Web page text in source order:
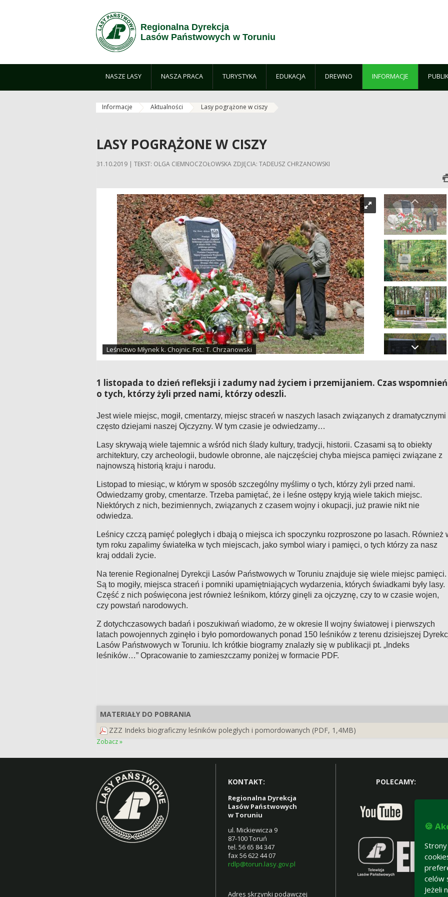
Regionalna Dyrekcja
Lasów Państwowych w Toruniu
NASZE LASY NASZA PRACA TURYSTYKA EDUKACJA DREWNO INFORMACJE
Informacje Aktualności Lasy pogrążone w ciszy
LASY POGRĄŻONE W CISZY
31.10.2019 | TEKST: OLGA CIEMNOCZOŁOWSKA ZDJĘCIA: TADEUSZ CHRZANOWSKI
Leśnictwo Młynek k. Chojnic. Fot.: T. Chrzanowski
1 listopada to dzień refleksji i zadumy nad życiem i przemijaniem. Czas wspomnień
o tych, którzy żyli przed nami, którzy odeszli.
Jest wiele miejsc, mogił, cmentarzy, miejsc straceń w naszych lasach związanych z dramatycznymi
często dziejami naszej Ojczyzny. W tym czasie je odwiedzamy…
Lasy skrywają wiele tajemnic a wśród nich ślady kultury, tradycji, historii. Czasami są to obiekty
architektury, czy archeologii, budowle obronne, ale najczęściej chyba miejsca pamięci związane z
najnowszą historią kraju i narodu.
Listopad to miesiąc, w którym w sposób szczególny myślimy o tych, którzy żyli przed nami.
Odwiedzamy groby, cmentarze. Trzeba pamiętać, że i l eśne ostępy kryją wiele takich miejsc.
Niektórych z nich, bezimiennych, związanych z czasem wojny i okupacji, już prawie nikt nie
odwiedza.
Leśnicy czczą pamięć poległych i dbają o miejsca ich spoczynku rozproszone po lasach. Również
tym roku zapalimy światełka w tych miejscach, jako symbol wiary i pamięci, o tych którzy za nasz
kraj oddali życie.
Na terenie Regionalnej Dyrekcji Lasów Państwowych w Toruniu znajduje się wiele miejsc pamięci.
Są to mogiły, miejsca straceń i pomniki upamiętniających wydarzenia, których świadkami były lasy.
Część z nich poświęcona jest również leśnikom, którzy ginęli za ojczyznę, czy to w czasie wojen,
czy powstań narodowych.
Z dotychczasowych badań i poszukiwań wiadomo, że w okresie II wojny światowej i pierwszych
latach powojennych zginęło i było pomordowanych ponad 150 leśników z terenu dzisiejszej
Lasów Państwowych w Toruniu. Ich krótkie biogramy znalazły się w publikacji pt. „Indeks
leśników…” Opracowanie to zamieszczamy poniżej w formacie PDF.
MATERIAŁY DO POBRANIA
ZZZ Indeks biograficzny leśników poległych i pomordowanych (PDF, 1,4MB)
Zobacz »
KONTAKT:
Regionalna Dyrekcja
Lasów Państwowych
w Toruniu
ul. Mickiewicza 9
87-100 Toruń
tel. 56 65 84 347
fax 56 622 44 07
rdlp@torun.lasy.gov.pl
Adres skrzynki podawczej
POLECAMY:
🍪
celów
Jeżeli